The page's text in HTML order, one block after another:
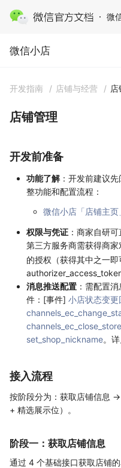
微
微信小店
微信小店
开发指南 / 店铺与经营 / 店
店铺管理
开发前准备
功能了解：开发前建议
整功能和配置流程：
微信小店「店铺主
权限与凭证 ：商家自研
第三方服务商需获得商家
的授权（获得其中之一即
消息推送配置 ：需配置
件：[事件] 小店状态变
channels_ec_close_store
set_shop_nickname。
接入流程
按阶段分为：获取店铺信息
+ 精选展示位）。
阶段一：获取店铺信息
通过 4 个基础接口获取店铺